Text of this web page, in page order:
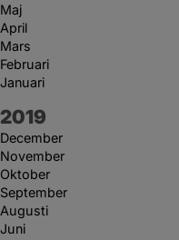
Maj
April
Mars
Februari
Januari
År:
2019
December
November
Oktober
September
Augusti
Juni